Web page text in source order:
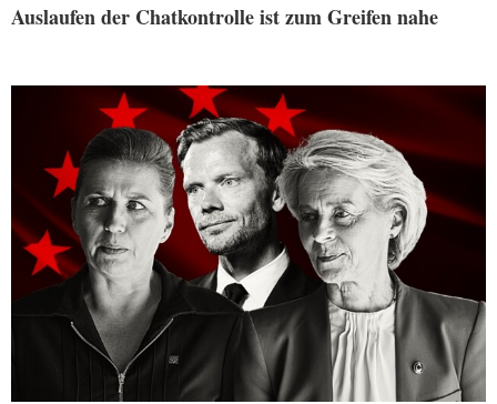
Auslaufen der Chatkontrolle ist zum Greifen nahe